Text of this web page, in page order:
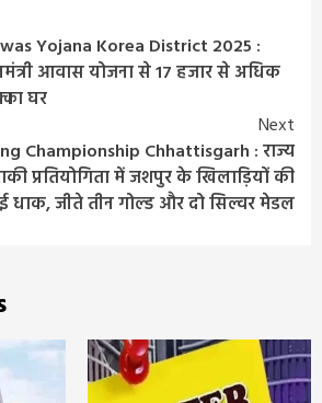
Yojana Korea District 2025 :
आवास योजना से 17 हजार से अधिक
घर
Next
Championship Chhattisgarh : राज्य
प्रतियोगिता में जशपुर के खिलाड़ियों की
धाक, जीते तीन गोल्ड और दो सिल्वर मेडल